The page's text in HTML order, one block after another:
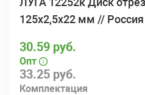
125х2,5х22 мм // Россия
33.25 руб.
Комплектация
30.59 руб.
Опт